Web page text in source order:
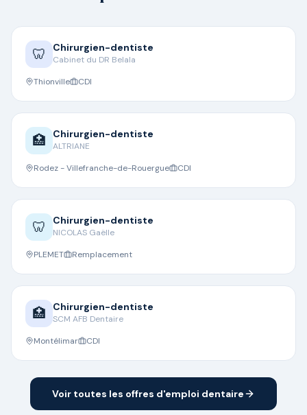
🦷 Chirurgien-dentiste
Cabinet du DR Belala
Thionville
CDI
🏥 Chirurgien-dentiste
ALTRIANE
Rodez - Villefranche-de-Rouergue
CDI
🦷 Chirurgien-dentiste
NICOLAS Gaëlle
PLEMET
Remplacement
🏥 Chirurgien-dentiste
SCM AFB Dentaire
Montélimar
CDI
Voir toutes les offres d'emploi dentaire